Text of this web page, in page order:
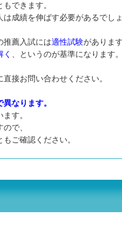
できます。
成績を伸ばす必要があるでし
推薦入試には適性試験がありま
、というのが基準になります
接お問い合わせください。
なります。
す。
で、
ご確認ください。